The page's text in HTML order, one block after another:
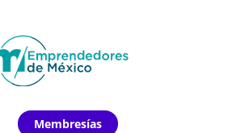
Membresías